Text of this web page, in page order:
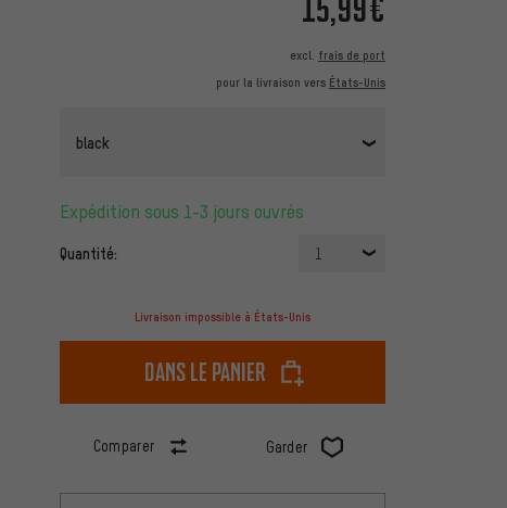
excl. frais de port
pour la livraison vers États-Unis
black
Expédition sous 1-3 jours ouvrés
Quantité: 1
Livraison impossible à États-Unis
dans le panier
Comparer Garder